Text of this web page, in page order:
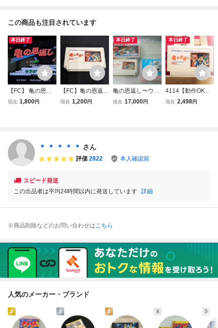
この商品も注目されています
本日終了
【FC】 亀の恩返
し〜ウラシマ伝
現在 1,800円
【FC】亀の恩返し
ウラシマ伝説 ハド
品(08098米
現在 1,200円
本日終了
亀の恩返し〜ウラ
シマ伝説〜 ハドソ
現在 17,000円
本日終了
4114【動作OK】
亀の恩返し ウラシ
現在 2,498円
＊ ＊ ＊ ＊ ＊ さん
評価 2822 本人確認前
スピード発送
この出品者は平均24時間以内に発送しています 詳細
※商品削除などのお問い合わせは こちら
人気のメーカー・ブランド
1 2 3 4 5